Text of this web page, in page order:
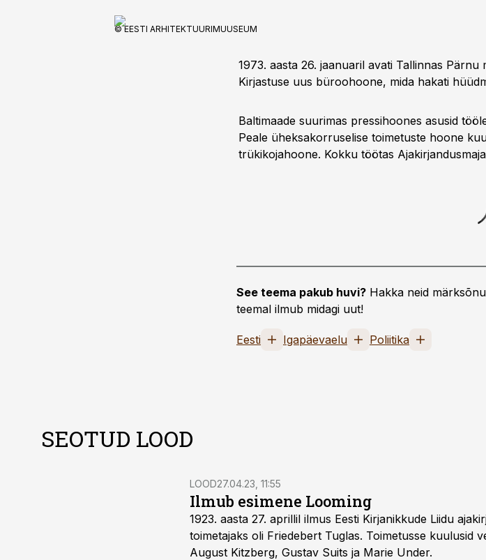
© EESTI ARHITEKTUURIMUUSEUM
1973. aasta 26. jaanuaril avati Tallinnas Pärnu
Kirjastuse uus büroohoone, mida hakati
Baltimaade suurimas pressihoones asusid
Peale üheksakorruselise toime­tuste hoone
trükikojahoone. Kokku töötas
See teema pakub huvi? Hakka neid
teemal ilmub midagi uut!
Eesti Igapäevaelu Poliitika
SEOTUD LOOD
LOOD27.04.23, 11:55
Ilmub esimene Looming
1923. aasta 27. aprillil ilmus Eesti Kirjanikkude Liidu
toimetajaks oli Friedebert Tuglas. Toimetusse kuulusid
August Kitzberg, Gustav Suits ja Marie Under.